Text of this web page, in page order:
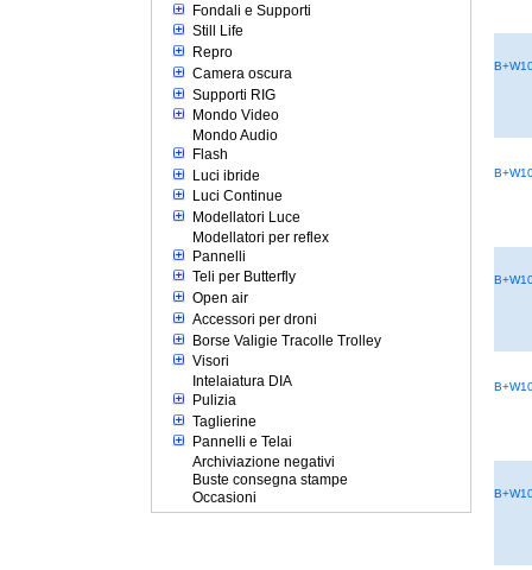
Fondali e Supporti
Still Life
Repro
Camera oscura
Supporti RIG
Mondo Video
Mondo Audio
Flash
Luci ibride
Luci Continue
Modellatori Luce
Modellatori per reflex
Pannelli
Teli per Butterfly
Open air
Accessori per droni
Borse Valigie Tracolle Trolley
Visori
Intelaiatura DIA
Pulizia
Taglierine
Pannelli e Telai
Archiviazione negativi
Buste consegna stampe
Occasioni